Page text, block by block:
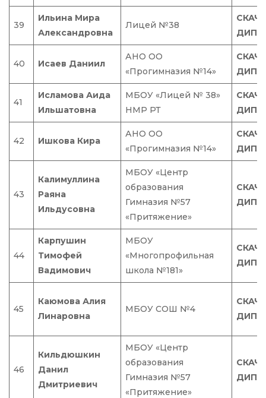
39
Ильина Мира
Александровна
Лицей №38
40 Исаев Даниил
АНО ОО
«Прогимназия №14»
41
Исламова Аида
Ильшатовна
МБОУ «Лицей № 38»
НМР РТ
42 Ишкова Кира
АНО ОО
«Прогимназия №14»
43
Калимуллина
Раяна
Ильдусовна
МБОУ «Центр
образования
Гимназия №57
«Притяжение»
44
Карпушин
Тимофей
Вадимович
МБОУ
«Многопрофильная
школа №181»
45
Каюмова Алия
Линаровна
МБОУ СОШ №4
46
Кильдюшкин
Данил
Дмитриевич
МБОУ «Центр
образования
Гимназия №57
«Притяжение»